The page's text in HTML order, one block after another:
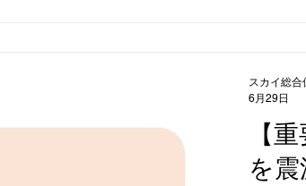
【
を
スカイ総合
6月29日